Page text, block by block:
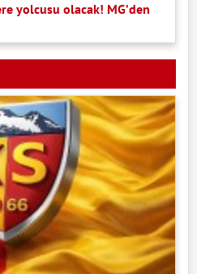
yolcusu olacak! MG’den